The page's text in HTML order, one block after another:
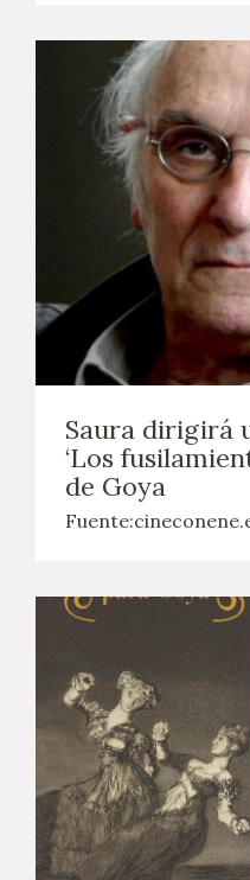
Saura dirigirá
‘Los
de Goya